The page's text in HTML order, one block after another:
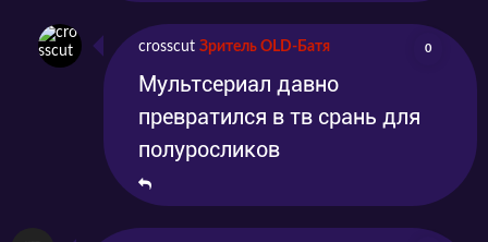
crosscut Зритель OLD-Батя 0
Мультсериал давно
превратился в тв срань для
полуросликов